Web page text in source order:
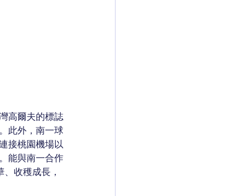
高爾夫的標誌
此外，南一球
接桃園機場以
能與南一合作
收穫成長，